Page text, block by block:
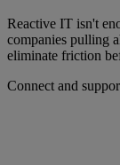
Reactive IT isn't
companies pulling
eliminate friction
Connect and